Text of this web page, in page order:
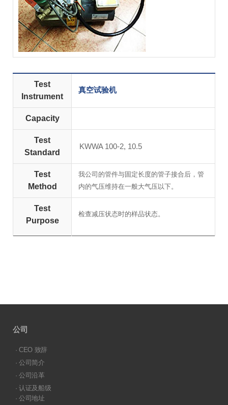
Test
Instrument
真空试验机
Capacity
Test
Standard
KWWA 100-2, 10.5
Test
Method
我公司的管件与固定长度的管子接合后，管
内的气压维持在一般大气压以下。
Test
Purpose
检查减压状态时的样品状态。
公司
· CEO 致辞
· 公司简介
· 公司沿革
· 认证及船级
· 公司地址